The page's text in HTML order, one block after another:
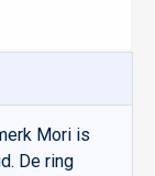
Mori is
De ring